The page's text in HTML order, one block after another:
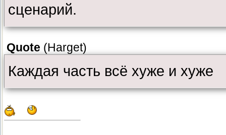
сценарий.
Quote (Harget)
Каждая часть всё хуже и хуже